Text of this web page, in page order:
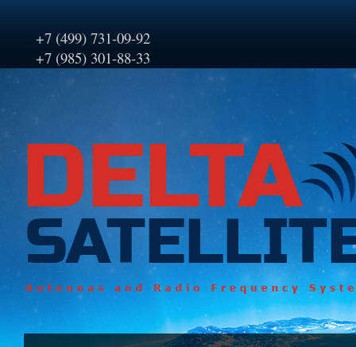
+7 (499) 731-09-92
+7 (985) 301-88-33